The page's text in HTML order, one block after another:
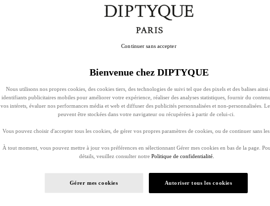
Bienvenue chez DIPTYQUE
Nous utilisons nos propres cookies, des cookies tiers, des technologies de suivi tel que des pixels et des balises ainsi
identifiants publicitaires mobiles pour améliorer votre expérience, réaliser des analyses statistiques, fournir du
vos intérets, évaluer nos performances média et web et diffuser des publicités personnalisées et non-personnalisées.
peuvent être stockées dans votre navigateur ou récupérées à partir de celui-ci.
Vous pouvez choisir d'accepter tous les cookies, de gérer vos propres paramètres de cookies, ou de continuer sans les
À tout moment, vous pouvez mettre à jour vos préférences en sélectionnant Gérer mes cookies en bas de la page.
détails, veuillez consulter notre Politique de confidentialité.
Gérer mes cookies Autoriser tous les cookies
Continuer sans accepter